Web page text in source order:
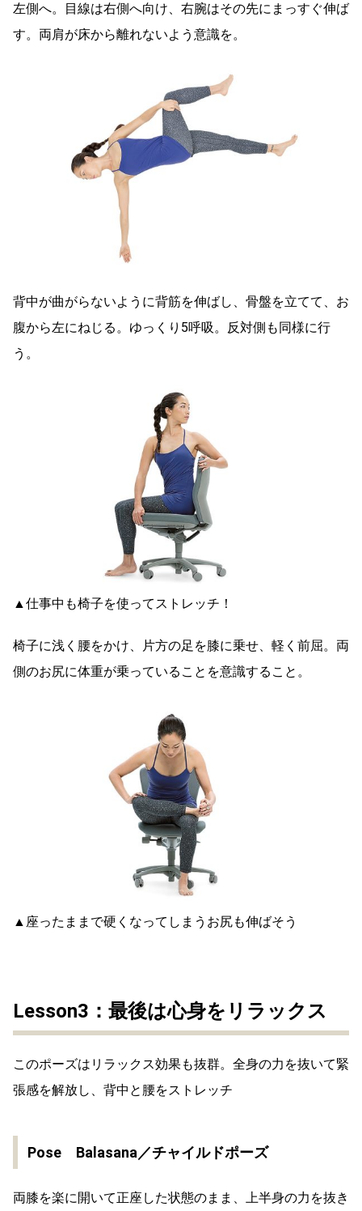
左側へ。目線は右側へ向け、右腕はその先にまっすぐ伸ば
す。両肩が床から離れないよう意識を。
背中が曲がらないように背筋を伸ばし、骨盤を立てて、お
腹から左にねじる。ゆっくり5呼吸。反対側も同様に行
う。
▲仕事中も椅子を使ってストレッチ！
椅子に浅く腰をかけ、片方の足を膝に乗せ、軽く前屈。両
側のお尻に体重が乗っていることを意識すること。
▲座ったままで硬くなってしまうお尻も伸ばそう
Lesson3：最後は心身をリラックス
このポーズはリラックス効果も抜群。全身の力を抜いて緊
張感を解放し、背中と腰をストレッチ
Pose Balasana／チャイルドポーズ
両膝を楽に開いて正座した状態のまま、上半身の力を抜き